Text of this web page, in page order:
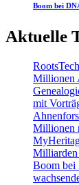
Boom bei
Aktuelle
Millionen
mit
Millionen
Milliarden
Boom bei